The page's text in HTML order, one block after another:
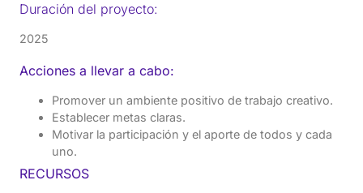
Duración del proyecto:
2025
Acciones a llevar a cabo:
Promover un ambiente positivo de trabajo creativo.
Establecer metas claras.
Motivar la participación y el aporte de todos y cada
uno.
RECURSOS